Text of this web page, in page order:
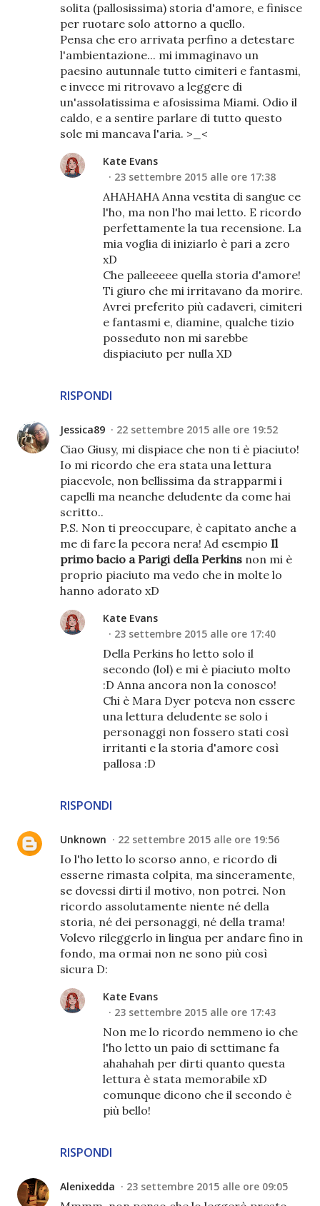
solita (pallosissima) storia d'amore, e finisce
per ruotare solo attorno a quello.
Pensa che ero arrivata perfino a detestare
l'ambientazione... mi immaginavo un
paesino autunnale tutto cimiteri e fantasmi,
e invece mi ritrovavo a leggere di
un'assolatissima e afosissima Miami. Odio il
caldo, e a sentire parlare di tutto questo
sole mi mancava l'aria. >_<
RISPONDI
Kate Evans
23 settembre 2015 alle ore 17:38
AHAHAHA Anna vestita di sangue ce
l'ho, ma non l'ho mai letto. E ricordo
perfettamente la tua recensione. La
mia voglia di iniziarlo è pari a zero
xD
Che palleeeee quella storia d'amore!
Ti giuro che mi irritavano da morire.
Avrei preferito più cadaveri, cimiteri
e fantasmi e, diamine, qualche tizio
posseduto non mi sarebbe
dispiaciuto per nulla XD
Jessica89 22 settembre 2015 alle ore 19:52
Ciao Giusy, mi dispiace che non ti è piaciuto!
Io mi ricordo che era stata una lettura
piacevole, non bellissima da strapparmi i
capelli ma neanche deludente da come hai
scritto..
P.S. Non ti preoccupare, è capitato anche a
me di fare la pecora nera! Ad esempio Il
primo bacio a Parigi della Perkins non mi è
proprio piaciuto ma vedo che in molte lo
hanno adorato xD
RISPONDI
Kate Evans
23 settembre 2015 alle ore 17:40
Della Perkins ho letto solo il
secondo (lol) e mi è piaciuto molto
:D Anna ancora non la conosco!
Chi è Mara Dyer poteva non essere
una lettura deludente se solo i
personaggi non fossero stati così
irritanti e la storia d'amore così
pallosa :D
Unknown 22 settembre 2015 alle ore 19:56
Io l'ho letto lo scorso anno, e ricordo di
esserne rimasta colpita, ma sinceramente,
se dovessi dirti il motivo, non potrei. Non
ricordo assolutamente niente né della
storia, né dei personaggi, né della trama!
Volevo rileggerlo in lingua per andare fino in
fondo, ma ormai non ne sono più così
sicura D:
RISPONDI
Kate Evans
23 settembre 2015 alle ore 17:43
Non me lo ricordo nemmeno io che
l'ho letto un paio di settimane fa
ahahahah per dirti quanto questa
lettura è stata memorabile xD
comunque dicono che il secondo è
più bello!
Alenixedda 23 settembre 2015 alle ore 09:05